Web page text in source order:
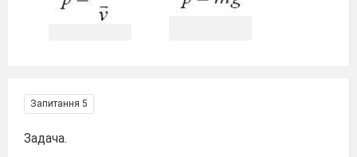
Запитання 5
Задача.